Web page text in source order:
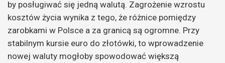
by posługiwać się jedną walutą. Zagrożenie wzrostu
kosztów życia wynika z tego, że różnice pomiędzy
zarobkami w Polsce a za granicą są ogromne. Przy
stabilnym kursie euro do złotówki, to wprowadzenie
nowej waluty mogłoby spowodować większą